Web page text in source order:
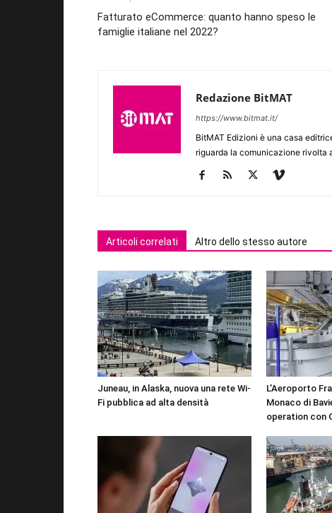
Fatturato eCommerce: quanto hanno speso le
famiglie italiane nel 2022?
Redazione BitMAT
https://www.bitmat.it/
BitMAT Edizioni è una casa
riguarda la comunicazione rivolta
Articoli correlati Altro dello stesso autore
Juneau, in Alaska, nuova una rete Wi-
Fi pubblica ad alta densità
L’Aeroporto
Monaco di
operation con